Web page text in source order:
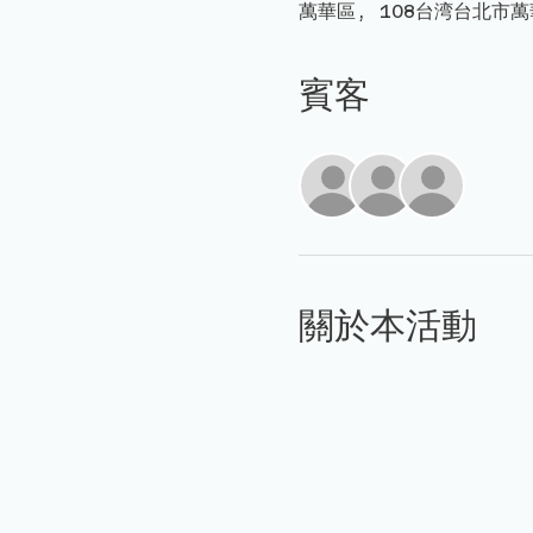
萬華區, 108台湾台北市萬
賓客
關於本活動